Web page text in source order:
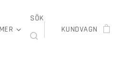
MER
SÖK
KUNDVAGN